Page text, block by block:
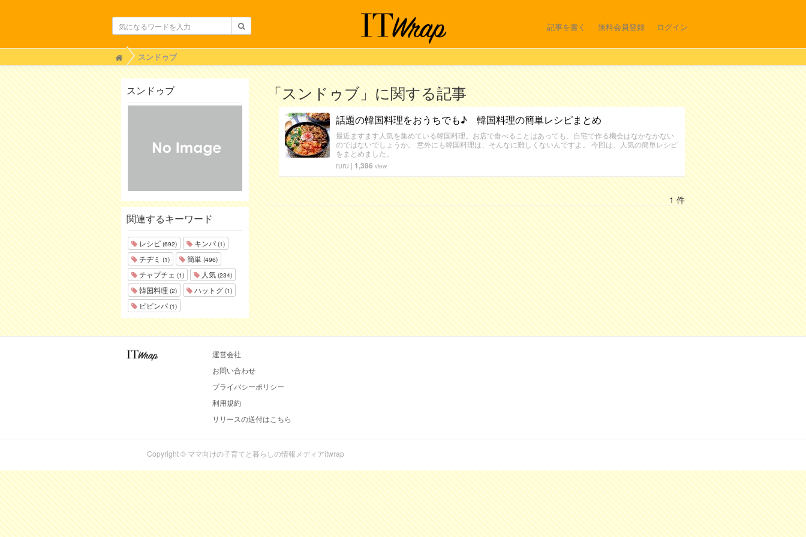
記事を書く 無料会員登録 ログイン
H
o
m
スンドゥブ
スンドゥブ
関連するキーワード
レシピ (692) キンパ (1)
チヂミ (1) 簡単 (496)
チャプチェ (1) 人気 (234)
韓国料理 (2) ハットグ (1)
ビビンバ(1)
「スンドゥブ」に関する記事
話題の韓国料理をおうちでも♪ 韓国料理の簡単レシピまとめ
最近ますます人気を集めている韓国料理。お店で食べることはあっても、自宅で作る機会はなかなかない
のではないでしょうか。 意外にも韓国料理は、そんなに難しくないんですよ。 今回は、人気の簡単レシピ
をまとめました。
ruru | 1,386 view
1 件
運営会社
お問い合わせ
プライバシーポリシー
利用規約
リリースの送付はこちら
Copyright © ママ向けの子育てと暮らしの情報メディアitwrap